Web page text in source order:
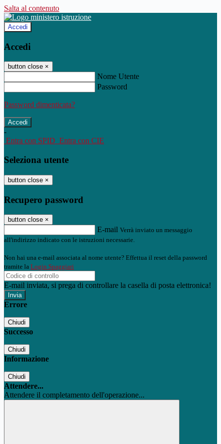
Salta al contenuto
Accedi
Accedi
button close ×
Nome Utente
Password
Password dimenticata?
-
Entra con SPID Entra con CIE
Seleziona utente
button close ×
Recupero password
button close ×
E-mail Verrà inviato un messaggio
all'indirizzo indicato con le istruzioni necessarie.
Non hai una e-mail associata al nome utente? Effettua il reset della password
tramite la Login Spaggiari
E-mail inviata, si prega di controllare la casella di posta elettronica!
Errore
Chiudi
Successo
Chiudi
Informazione
Chiudi
Attendere...
Attendere il completamento dell'operazione...